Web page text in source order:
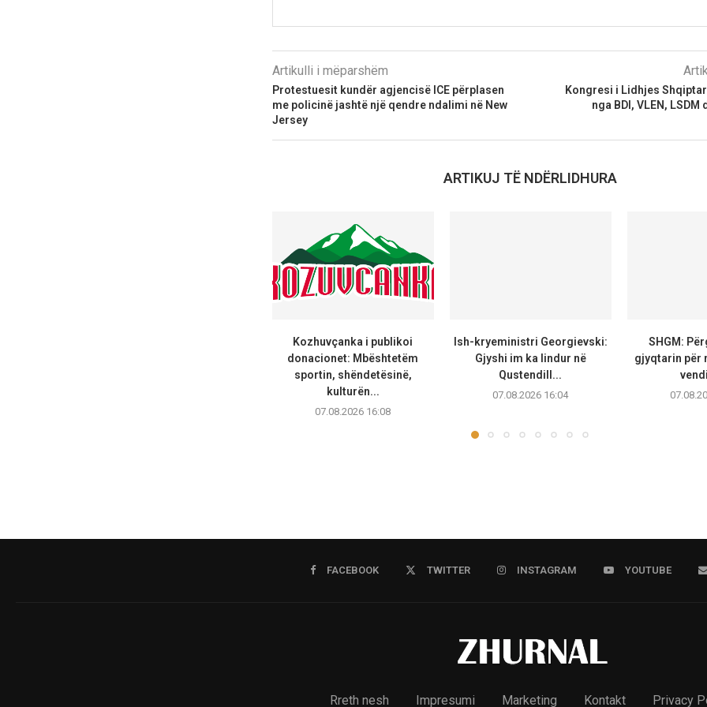
Artikulli i mëparshëm
Protestuesit kundër agjencisë ICE përplasen
me policinë jashtë një qendre ndalimi në New
Jersey
Kongresi i Lidhjes
nga BDI, VLEN,
ARTIKUJ TË NDËRLIDHURA
Kozhuvçanka i publikoi
donacionet: Mbështetëm
sportin, shëndetësinë,
kulturën...
07.08.2026 16:08
Ish-kryeministri Georgievski:
Gjyshi im ka lindur në
Qustendill...
07.08.2026 16:04
SHGM:
gjyqtarin për
FACEBOOK TWITTER INSTAGRAM YOUTUBE
Rreth nesh Impresumi Marketing Kontakt Privacy